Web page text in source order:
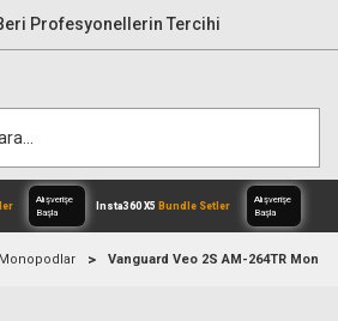
Profesyonellerin Tercihi
Monopodlar Vanguard Veo 2S AM-264TR